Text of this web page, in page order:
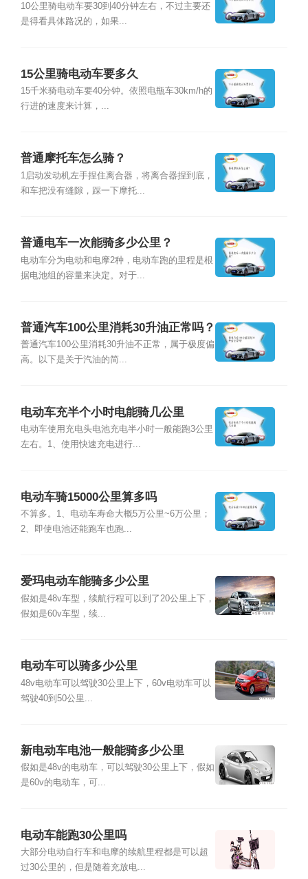
10公里骑电动车要30到40分钟左右，不过主要还
是得看具体路况的，如果...
15公里骑电动车要多久
15千米骑电动车要40分钟。依照电瓶车30km/h的
行进的速度来计算，...
普通摩托车怎么骑？
1启动发动机左手捏住离合器，将离合器捏到底，
和车把没有缝隙，踩一下摩托...
普通电车一次能骑多少公里？
电动车分为电动和电摩2种，电动车跑的里程是根
据电池组的容量来决定。对于...
普通汽车100公里消耗30升油正常吗？
普通汽车100公里消耗30升油不正常，属于极度偏
高。以下是关于汽油的简...
电动车充半个小时电能骑几公里
电动车使用充电头电池充电半小时一般能跑3公里
左右。1、使用快速充电进行...
电动车骑15000公里算多吗
不算多。1、电动车寿命大概5万公里~6万公里；
2、即使电池还能跑车也跑...
爱玛电动车能骑多少公里
假如是48v车型，续航行程可以到了20公里上下，
假如是60v车型，续...
电动车可以骑多少公里
48v电动车可以驾驶30公里上下，60v电动车可以
驾驶40到50公里...
新电动车电池一般能骑多少公里
假如是48v的电动车，可以驾驶30公里上下，假如
是60v的电动车，可...
电动车能跑30公里吗
大部分电动自行车和电摩的续航里程都是可以超
过30公里的，但是随着充放电...